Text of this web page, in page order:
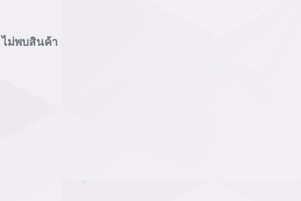
ไม่พบสินค้า